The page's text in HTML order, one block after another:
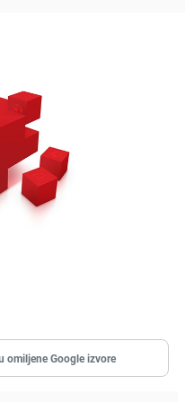
omiljene Google izvore